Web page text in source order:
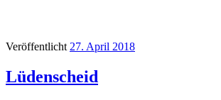
Veröffentlicht 27. April 2018
Lüdenscheid